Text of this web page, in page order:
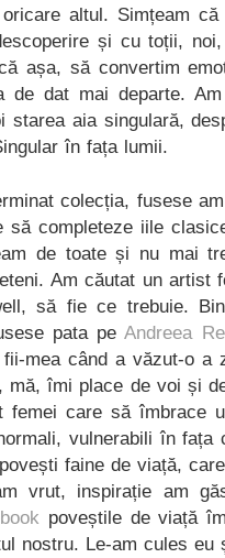
altul. Simțeam
și cu toții,
așa, să convertim
de dat mai departe.
starea aia singulară,
în fața lumii.
colecția, fusese
să completeze iile
de toate și nu mai
Am căutat un artist
să fie ce trebuie.
pata peAndreea
mea când a văzut-o a
mă, îmi place de voi și
femei care să îmbrace
vulnerabili în fața
faine de viață,
vrut, inspirație am
poveștile de viață
nostru. Le-am cules